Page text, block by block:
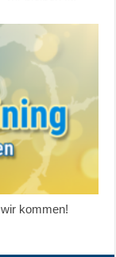
kommen!